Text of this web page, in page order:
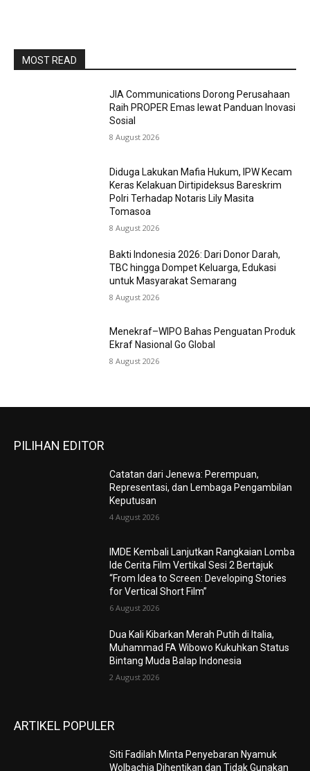
MOST READ
JIA Communications Dorong Perusahaan
Raih PROPER Emas lewat Panduan Inovasi
Sosial
8 August 2026
Diduga Lakukan Mafia Hukum, IPW Kecam
Keras Kelakuan Dirtipideksus Bareskrim
Polri Terhadap Notaris Lily Masita
Tomasoa
8 August 2026
Bakti Indonesia 2026: Dari Donor Darah,
TBC hingga Dompet Keluarga, Edukasi
untuk Masyarakat Semarang
8 August 2026
Menekraf–WIPO Bahas Penguatan Produk
Ekraf Nasional Go Global
8 August 2026
PILIHAN EDITOR
Catatan dari Jenewa: Perempuan,
Representasi, dan Lembaga Pengambilan
Keputusan
4 August 2026
IMDE Kembali Lanjutkan Rangkaian Lomba
Ide Cerita Film Vertikal Sesi 2 Bertajuk
“From Idea to Screen: Developing Stories
for Vertical Short Film”
6 August 2026
Dua Kali Kibarkan Merah Putih di Italia,
Muhammad FA Wibowo Kukuhkan Status
Bintang Muda Balap Indonesia
2 August 2026
ARTIKEL POPULER
Siti Fadilah Minta Penyebaran Nyamuk
Wolbachia Dihentikan dan Tidak Gunakan